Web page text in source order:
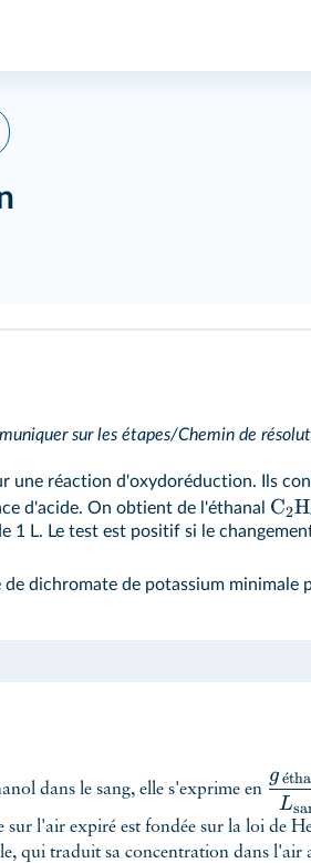
sur les étapes/Chemin de
une réaction d'oxydoréduction. Ils
d'acide. On obtient de l'éthanal C2H
1 L. Le test est positif si le
de dichromate de potassium
dans le sang, elle s'exprime en
L
g e
ˊ
l'air expiré est fondée sur la loi de
qui traduit sa concentration dans l'air